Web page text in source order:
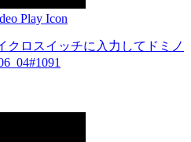
クロスイッチに入力してドミノ